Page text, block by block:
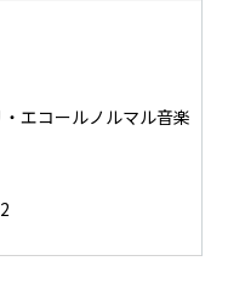
エコールノルマル音楽